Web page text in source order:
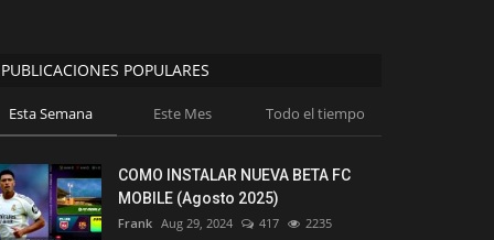
PUBLICACIONES POPULARES
Esta Semana Este Mes Todo el tiempo
COMO INSTALAR NUEVA BETA FC
MOBILE (Agosto 2025)
Frank Aug 29, 2024 417 2235